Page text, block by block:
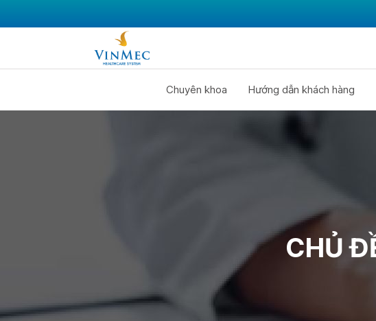
Chuyên khoa Hướng dẫn khách hàng
CHỦ